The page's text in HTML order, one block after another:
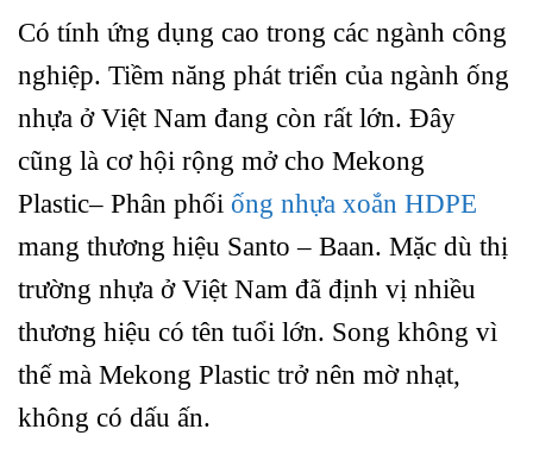
Có tính ứng dụng cao trong các ngành công
nghiệp. Tiềm năng phát triển của ngành ống
nhựa ở Việt Nam đang còn rất lớn. Đây
cũng là cơ hội rộng mở cho Mekong
Plastic– Phân phối ống nhựa xoắn HDPE
mang thương hiệu Santo – Baan. Mặc dù thị
trường nhựa ở Việt Nam đã định vị nhiều
thương hiệu có tên tuổi lớn. Song không vì
thế mà Mekong Plastic trở nên mờ nhạt,
không có dấu ấn.